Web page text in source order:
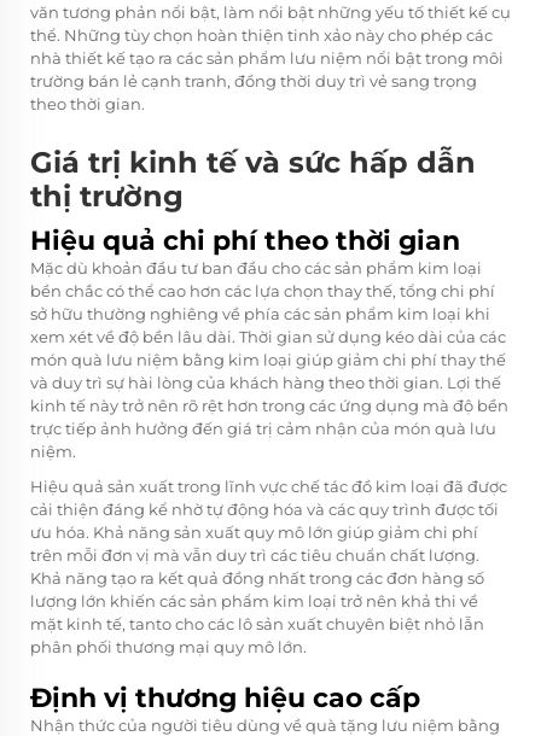
văn tương phản nổi bật, làm nổi bật những yếu tố thiết kế cụ
thể. Những tùy chọn hoàn thiện tinh xảo này cho phép các
nhà thiết kế tạo ra các sản phẩm lưu niệm nổi bật trong môi
trường bán lẻ cạnh tranh, đồng thời duy trì vẻ sang trọng
theo thời gian.
Giá trị kinh tế và sức hấp dẫn
thị trường
Hiệu quả chi phí theo thời gian
Mặc dù khoản đầu tư ban đầu cho các sản phẩm kim loại
bền chắc có thể cao hơn các lựa chọn thay thế, tổng chi phí
sở hữu thường nghiêng về phía các sản phẩm kim loại khi
xem xét về độ bền lâu dài. Thời gian sử dụng kéo dài của các
món quà lưu niệm bằng kim loại giúp giảm chi phí thay thế
và duy trì sự hài lòng của khách hàng theo thời gian. Lợi thế
kinh tế này trở nên rõ rệt hơn trong các ứng dụng mà độ bền
trực tiếp ảnh hưởng đến giá trị cảm nhận của món quà lưu
niệm.
Hiệu quả sản xuất trong lĩnh vực chế tác đồ kim loại đã được
cải thiện đáng kể nhờ tự động hóa và các quy trình được tối
ưu hóa. Khả năng sản xuất quy mô lớn giúp giảm chi phí
trên mỗi đơn vị mà vẫn duy trì các tiêu chuẩn chất lượng.
Khả năng tạo ra kết quả đồng nhất trong các đơn hàng số
lượng lớn khiến các sản phẩm kim loại trở nên khả thi về
mặt kinh tế, tanto cho các lô sản xuất chuyên biệt nhỏ lẫn
phân phối thương mại quy mô lớn.
Định vị thương hiệu cao cấp
Nhận thức của người tiêu dùng về quà tặng lưu niệm bằng